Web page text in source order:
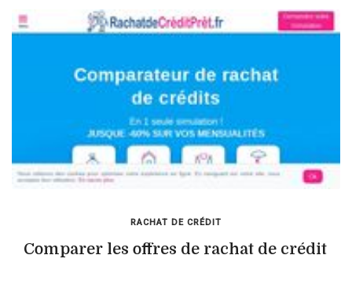
RACHAT DE CRÉDIT
Comparer les offres de rachat de crédit